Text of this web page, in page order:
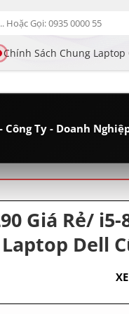
Chính Sách Chung Laptop
loại
Công Ty - Doanh
•Giá Sỉ Cạnh Tranh Tối
Giá Rẻ/ i5-
Dell